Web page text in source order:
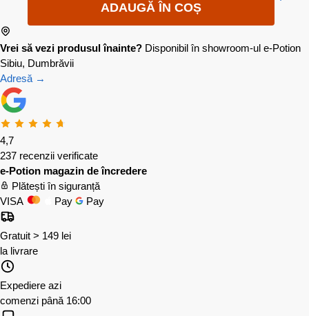
ADAUGĂ ÎN COȘ
Vrei să vezi produsul înainte? Disponibil în showroom-ul e-Potion
Sibiu, Dumbrăvii
Adresă →
4,7
237 recenzii verificate
e-Potion magazin de încredere
Plătești în siguranță
VISA
Pay Pay
Gratuit > 149 lei
la livrare
Expediere azi
comenzi până 16:00